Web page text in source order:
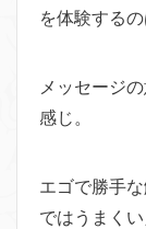
を体験する
メッセージ
感じ。
エゴで勝手
ではうまく